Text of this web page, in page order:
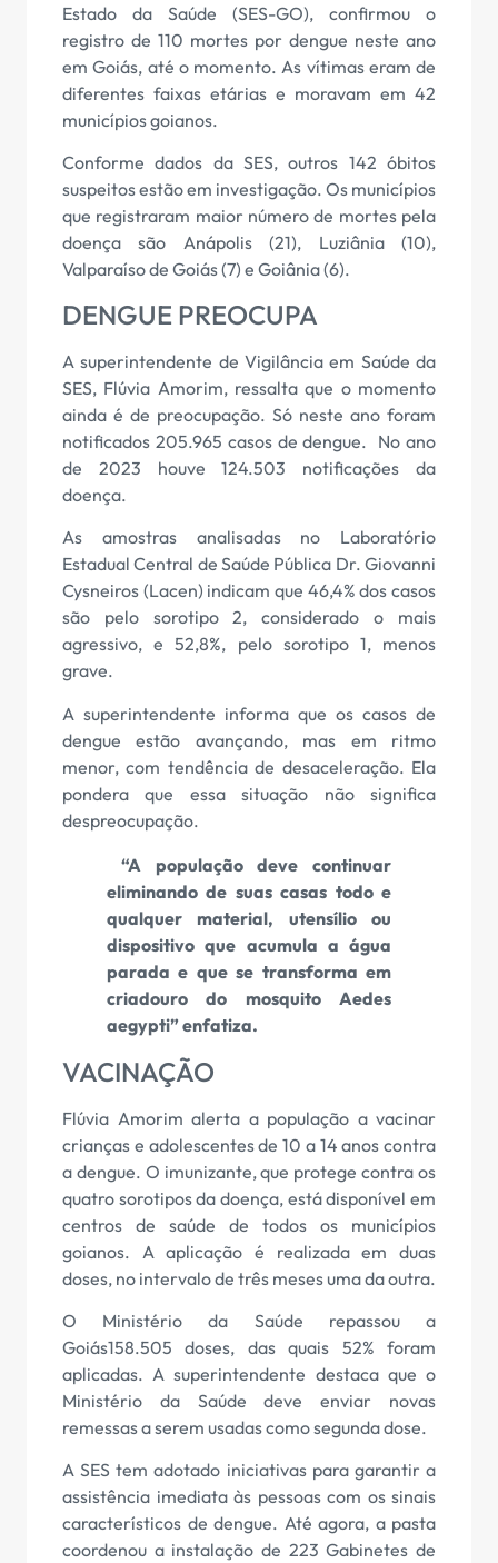
Estado da Saúde (SES-GO), confirmou o
registro de 110 mortes por dengue neste ano
em Goiás, até o momento. As vítimas eram de
diferentes faixas etárias e moravam em 42
municípios goianos.
Conforme dados da SES, outros 142 óbitos
suspeitos estão em investigação. Os municípios
que registraram maior número de mortes pela
doença são Anápolis (21), Luziânia (10),
Valparaíso de Goiás (7) e Goiânia (6).
DENGUE PREOCUPA
A superintendente de Vigilância em Saúde da
SES, Flúvia Amorim, ressalta que o momento
ainda é de preocupação. Só neste ano foram
notificados 205.965 casos de dengue. No ano
de 2023 houve 124.503 notificações da
doença.
As amostras analisadas no Laboratório
Estadual Central de Saúde Pública Dr. Giovanni
Cysneiros (Lacen) indicam que 46,4% dos casos
são pelo sorotipo 2, considerado o mais
agressivo, e 52,8%, pelo sorotipo 1, menos
grave.
A superintendente informa que os casos de
dengue estão avançando, mas em ritmo
menor, com tendência de desaceleração. Ela
pondera que essa situação não significa
despreocupação.
“A população deve continuar
eliminando de suas casas todo e
qualquer material, utensílio ou
dispositivo que acumula a água
parada e que se transforma em
criadouro do mosquito Aedes
aegypti” enfatiza.
VACINAÇÃO
Flúvia Amorim alerta a população a vacinar
crianças e adolescentes de 10 a 14 anos contra
a dengue. O imunizante, que protege contra os
quatro sorotipos da doença, está disponível em
centros de saúde de todos os municípios
goianos. A aplicação é realizada em duas
doses, no intervalo de três meses uma da outra.
O Ministério da Saúde repassou a
Goiás158.505 doses, das quais 52% foram
aplicadas. A superintendente destaca que o
Ministério da Saúde deve enviar novas
remessas a serem usadas como segunda dose.
A SES tem adotado iniciativas para garantir a
assistência imediata às pessoas com os sinais
característicos de dengue. Até agora, a pasta
coordenou a instalação de 223 Gabinetes de